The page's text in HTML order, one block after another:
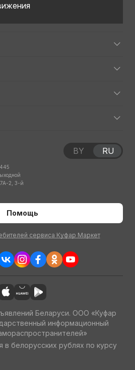
2, 3-й
Помощь
сервиса Куфар Маркет
BY RU
Беларуси. ООО «Куфар
информационный
в белорусских рублях по курсу